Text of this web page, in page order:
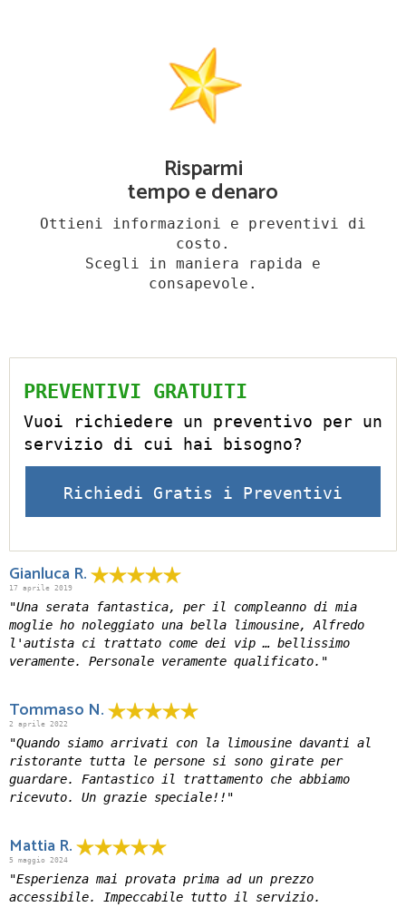
Risparmi
tempo e denaro
Ottieni informazioni e preventivi di
costo.
Scegli in maniera rapida e
consapevole.
PREVENTIVI GRATUITI
Vuoi richiedere un preventivo per un
servizio di cui hai bisogno?
Richiedi Gratis i Preventivi
Gianluca R.
17 aprile 2019
"Una serata fantastica, per il compleanno di mia
moglie ho noleggiato una bella limousine, Alfredo
l'autista ci trattato come dei vip … bellissimo
veramente. Personale veramente qualificato."
Tommaso N.
2 aprile 2022
"Quando siamo arrivati con la limousine davanti al
ristorante tutta le persone si sono girate per
guardare. Fantastico il trattamento che abbiamo
ricevuto. Un grazie speciale!!"
Mattia R.
5 maggio 2024
"Esperienza mai provata prima ad un prezzo
accessibile. Impeccabile tutto il servizio.